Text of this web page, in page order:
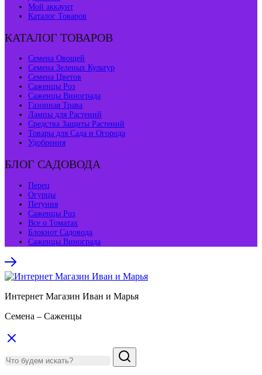
Мой аккаунт
Каталог Товаров
КАТАЛОГ ТОВАРОВ
Семена Овощей
Семена Зеленых Культур
Семена Цветов
Саженцы Роз
Саженцы Винограда
Газонная Трава
Лампы для Растений
Средства Защиты Растений
Товары для Сада и Огорода
Удобрения
БЛОГ САДОВОДА
Перец
Огурцы
Петуния
Саженцы Роз
Все о Томатах
Блокнот Садовода
Саженцы Винограда
Интернет Магазин Иван и Марья
Семена – Саженцы